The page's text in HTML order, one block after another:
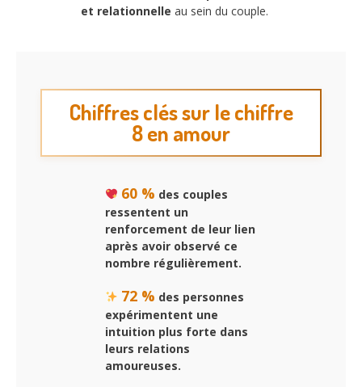
et relationnelle au sein du couple.
Chiffres clés sur le chiffre
8 en amour
60 % des couples
ressentent un
renforcement de leur lien
après avoir observé ce
nombre régulièrement.
72 % des personnes
expérimentent une
intuition plus forte dans
leurs relations
amoureuses.